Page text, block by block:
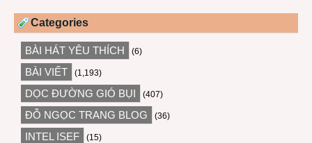
Categories
BÀI HÁT YÊU THÍCH (6)
BÀI VIẾT (1,193)
DỌC ĐƯỜNG GIÓ BỤI (407)
ĐỖ NGỌC TRANG BLOG (36)
INTEL ISEF (15)